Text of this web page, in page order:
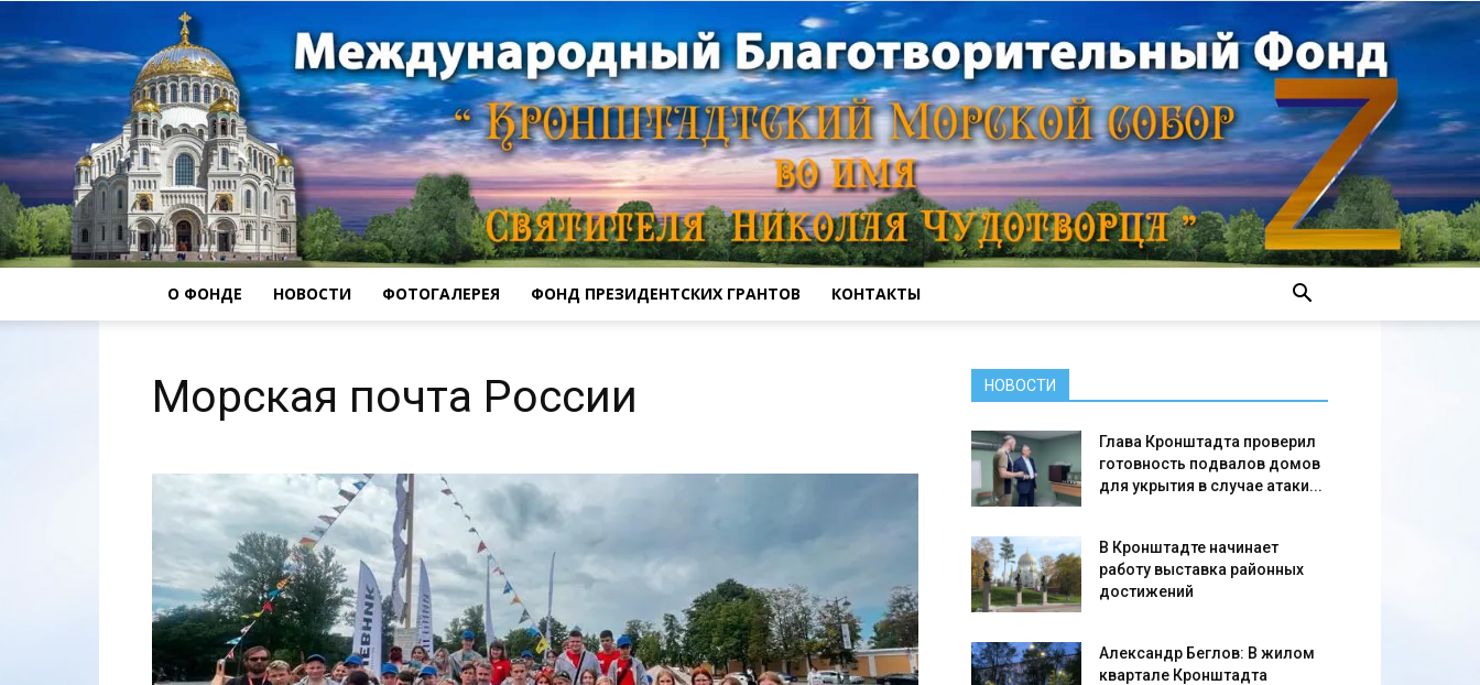
собор
О ФОНДЕ НОВОСТИ ФОТОГАЛЕРЕЯ ФОНД ПРЕЗИДЕНТСКИХ ГРАНТОВ КОНТАКТЫ
Морская почта России НОВОСТИ
Глава Кронштадта проверил
готовность подвалов домов
для укрытия в случае атаки...
В Кронштадте начинает
работу выставка районных
достижений
Александр Беглов: В жилом
квартале Кронштадта